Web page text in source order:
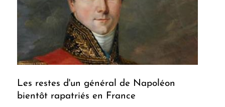
Les restes d'un général de Napoléon
bientôt rapatriés en France